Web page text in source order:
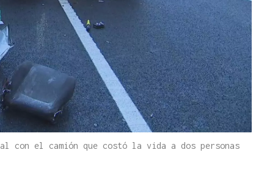
el camión que costó la vida a dos personas